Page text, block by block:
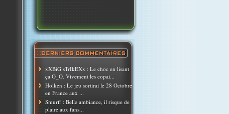
xXBiG sTrIkEXx : Le choc en lisant
ça O_O. Vivement les copai...
Holken : Le jeu sortirai le 28 Octobre
en France aux ...
Smurff : Belle ambiance, il risque de
plaire aux fans...